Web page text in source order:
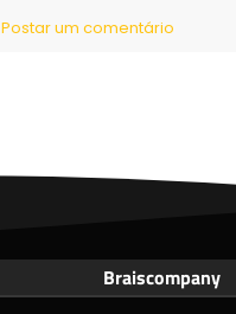
Postar um comentário
Braiscompany